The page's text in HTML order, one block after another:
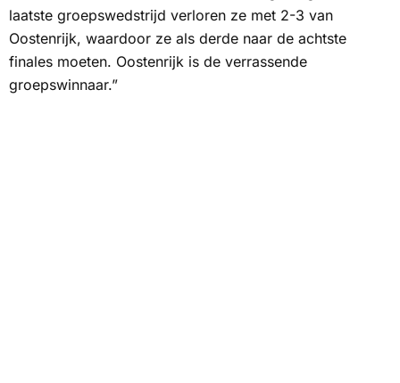
laatste groepswedstrijd verloren ze met 2-3 van
Oostenrijk, waardoor ze als derde naar de achtste
finales moeten. Oostenrijk is de verrassende
groepswinnaar.”